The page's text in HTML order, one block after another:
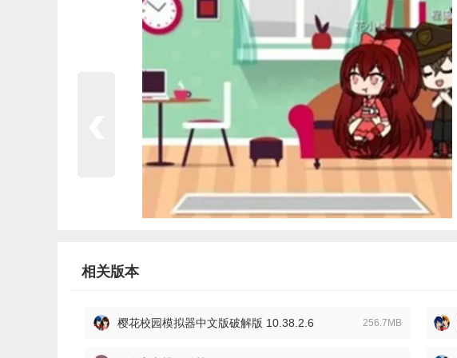
相关版本
樱花校园模拟器中文版破解版 10.38.2.6 256.7MB